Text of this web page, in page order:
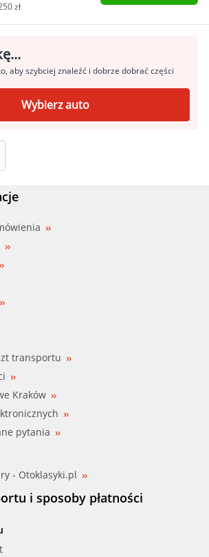
zł
aby szybciej znaleźć i dobrze dobrać części
Wybierz auto
transportu
Kraków
pytania
- Otoklasyki.pl
i sposoby płatności